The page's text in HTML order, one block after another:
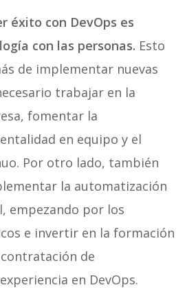
éxito con DevOps es
con las personas. Esto
de implementar nuevas
trabajar en la
fomentar la
en equipo y el
Por otro lado, también
la automatización
empezando por los
e invertir en la formación
de
en DevOps.